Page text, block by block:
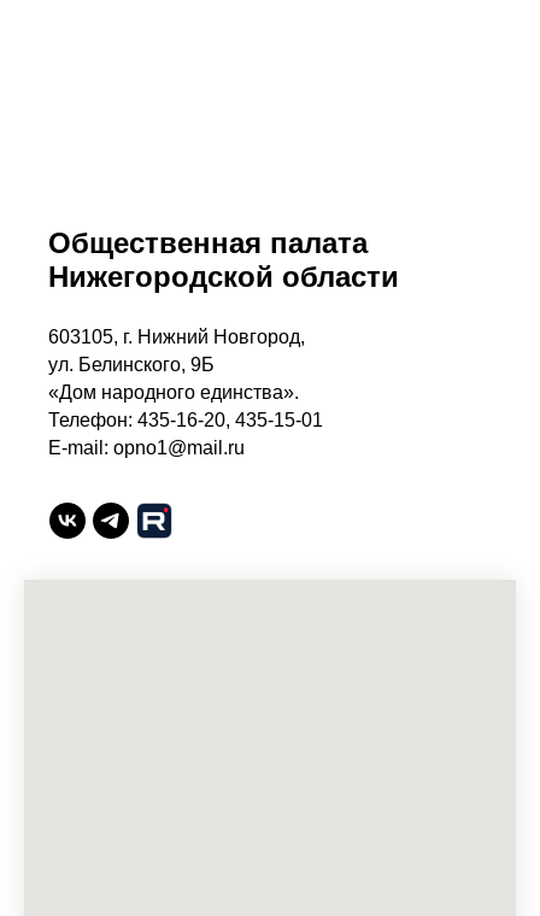
Общественная палата
Нижегородской области
603105, г. Нижний Новгород,
ул. Белинского, 9Б
«Дом народного единства».
Телефон: 435-16-20, 435-15-01
E-mail: opno1@mail.ru